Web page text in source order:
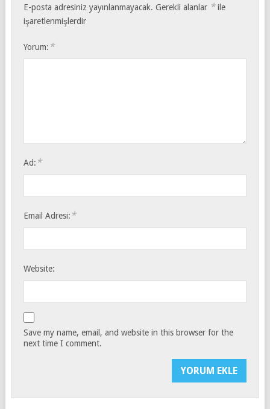
E-posta adresiniz yayınlanmayacak. Gerekli alanlar *ile
işaretlenmişlerdir
Yorum: *
Ad: *
Email Adresi: *
Website:
Save my name, email, and website in this browser for the
next time I comment.